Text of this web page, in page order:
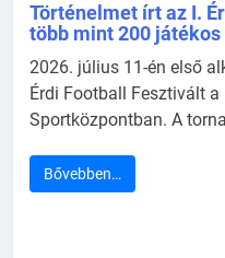
Történelmet írt az I.
több mint 200
2026. július 11-én első
Érdi Football Fesztivált a
Sportközpontban. A
Bővebben…